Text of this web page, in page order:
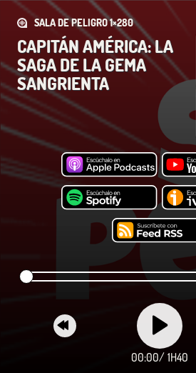
SALA DE PELIGRO 1×280
CAPITÁN AMÉRICA: LA
SAGA DE LA GEMA
SANGRIENTA
00:00/ 1H40